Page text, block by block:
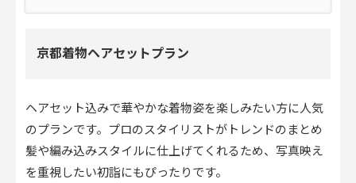
京都着物ヘアセットプラン
ヘアセット込みで華やかな着物姿を楽しみたい方に人気
のプランです。プロのスタイリストがトレンドのまとめ
髪や編み込みスタイルに仕上げてくれるため、写真映え
を重視したい初詣にもぴったりです。